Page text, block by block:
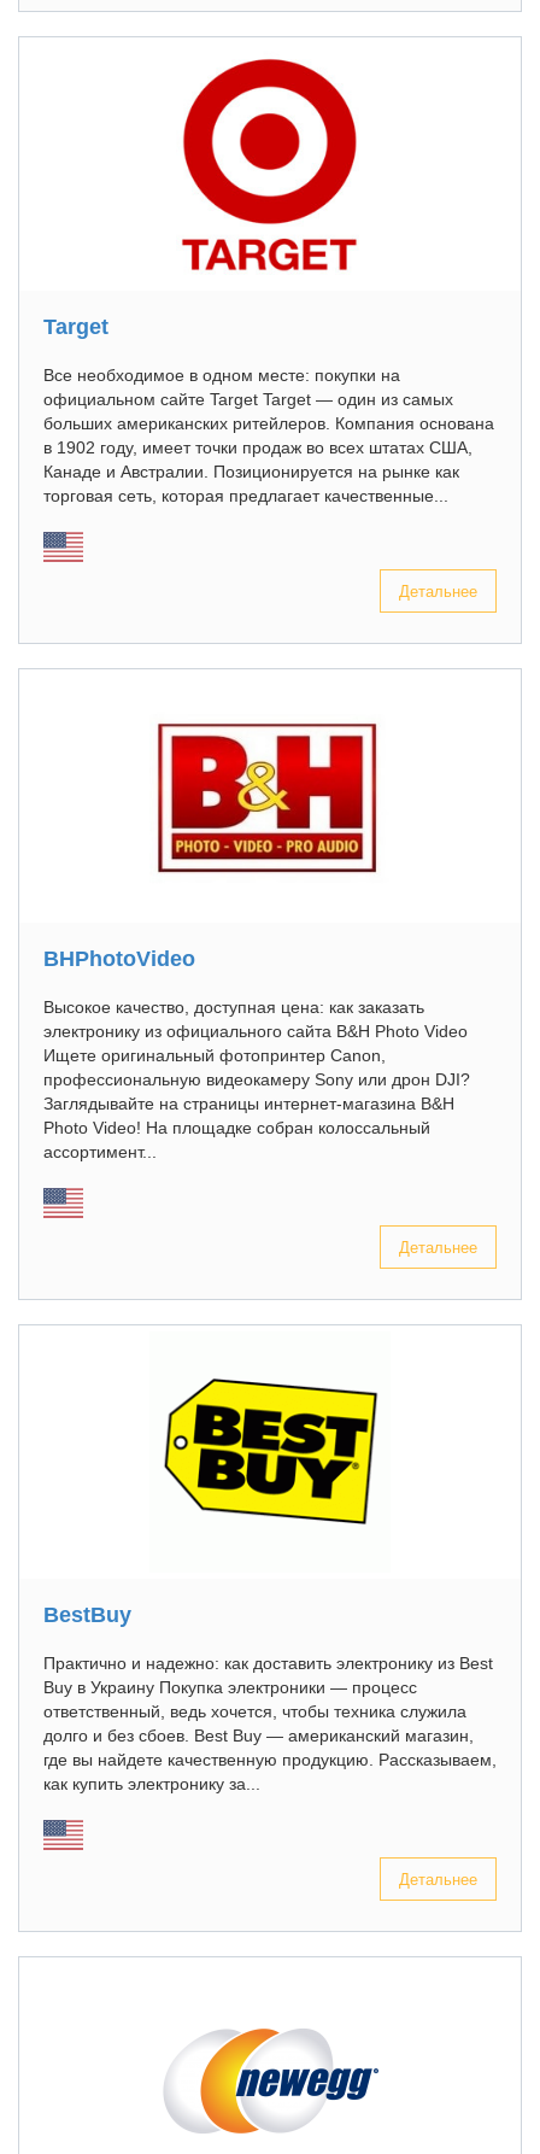
Target
Все необходимое в одном месте: покупки на
официальном сайте Target Target — один из самых
больших американских ритейлеров. Компания основана
в 1902 году, имеет точки продаж во всех штатах США,
Канаде и Австралии. Позиционируется на рынке как
торговая сеть, которая предлагает качественные...
Детальнее
BHPhotoVideo
Высокое качество, доступная цена: как заказать
электронику из официального сайта B&H Photo Video
Ищете оригинальный фотопринтер Canon,
профессиональную видеокамеру Sony или дрон DJI?
Заглядывайте на страницы интернет-магазина B&H
Photo Video! На площадке собран колоссальный
ассортимент...
Детальнее
BestBuy
Практично и надежно: как доставить электронику из Best
Buy в Украину Покупка электроники — процесс
ответственный, ведь хочется, чтобы техника служила
долго и без сбоев. Best Buy — американский магазин,
где вы найдете качественную продукцию. Рассказываем,
как купить электронику за...
Детальнее